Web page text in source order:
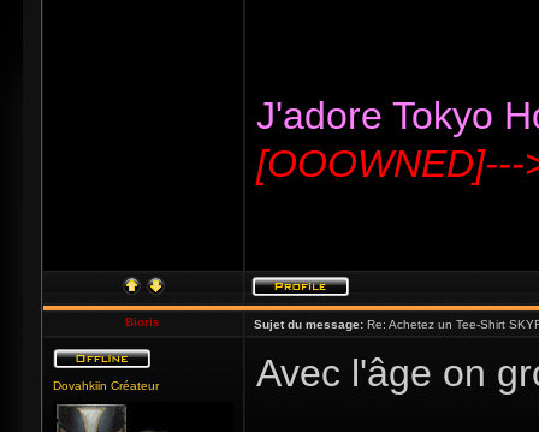
J'adore Tokyo
[OOOWNED]---
Bioris Sujet du message: Re: Achetez un Tee-Shirt
Dovahkiin Créateur Avec l'âge on